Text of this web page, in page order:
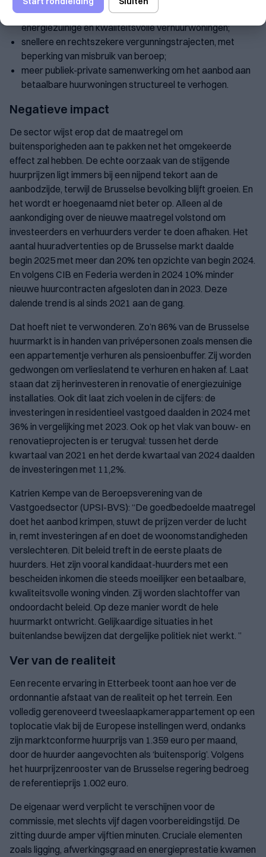
een verlaagde onroerende voorheffing voor
energiezuinige en kwaliteitsvolle verhuurwoningen;
snellere en rechtszekere vergunningstrajecten, met
beperking van misbruik van beroep;
meer publiek-private samenwerking om het aanbod aan
betaalbare huurwoningen structureel te verhogen.
Negatieve impact
De sector wijst erop dat de maatregel om
buitensporigheden aan te pakken net het omgekeerde
effect zal hebben. De echte oorzaak van de stijgende
huurprijzen ligt immers bij een nijpend tekort aan de
aanbodzijde, terwijl de Brusselse bevolking blijft groeien. En
het wordt er hoegenaamd niet beter op. Alleen al de
aankondiging over de nieuwe maatregel volstond om
investeerders en verhuurders verder te doen afhaken. Het
aantal huuradvertenties op de Brusselse markt daalde
begin 2025 met meer dan 20% ten opzichte van begin 2024.
En volgens CIB en Federia werden in 2024 10% minder
nieuwe huurcontracten afgesloten dan in 2023. Deze
dalende trend is al sinds 2021 aan de gang.
Dat hoeft niet te verwonderen. Zo’n 86% van de Brusselse
huurmarkt is in handen van privépersonen zoals mensen die
een appartementje verhuren als pensioenbuffer. Zij worden
gedwongen om verlieslatend te verhuren en haken af. Laat
staan dat zij herinvesteren in renovatie of energiezuinige
installaties. Ook dit laat zich voelen in de cijfers: de
investeringen in residentieel vastgoed daalden in 2024 met
36% in vergelijking met 2023. Ook op het vlak van bouw- en
renovatieprojecten is er terugval: tussen het derde
kwartaal van 2021 en het derde kwartaal van 2024 daalden
de investeringen met 11,2%.
Katrien Kempe van de Beroepsverening van de
Vastgoedsector (UPSI-BVS): “De goedbedoelde maatregel
doet het aanbod krimpen, stuwt de prijzen verder de lucht
in, remt investeringen af en doet de woonomstandigheden
verslechteren. Dit beleid treft in de eerste plaats de
huurders. Het zijn vooral kandidaat-huurders met een
bescheiden inkomen die steeds moeilijker een betaalbare,
kwaliteitsvolle woning vinden. Zij worden slachtoffer van
ondoordacht beleid. Op deze manier wordt de hele
huurmarkt ontwricht. Gelijkaardige situaties in het
buitenlandse bewijzen dat dergelijke politiek niet werkt. ”
Ver van de realiteit
Een recente ervaring in Etterbeek toont aan hoe ver de
ordonnantie afstaat van de realiteit op het terrein. Een
volledig gerenoveerd tweeslaapkamerappartement op een
toplocatie vlak bij de Europese instellingen werd, ondanks
zijn marktconforme huurprijs van 1.359 euro per maand,
door de huurder aangevochten als ‘buitensporig’. Volgens
het huurprijzenrooster van de Brusselse regering bedroeg
de referentieprijs 1.002 euro.
De eigenaar werd verplicht te verschijnen voor de
commissie, met slechts vijf dagen voorbereidingstijd. De
zitting duurde amper vijftien minuten. Cruciale elementen
zoals ligging, afwerkingsgraad en energieprestatie kwamen